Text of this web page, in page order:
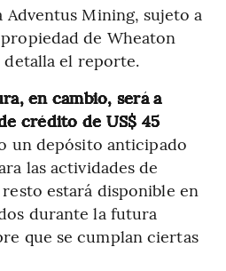
Mining, sujeto a
de Wheaton
detalla el reporte.
en cambio, será a
crédito de US$ 45
un depósito anticipado
las actividades de
estará disponible en
durante la futura
que se cumplan ciertas